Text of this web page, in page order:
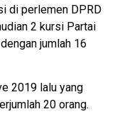
di perlemen DPRD
2 kursi Partai
jumlah 16
2019 lalu yang
20 orang.